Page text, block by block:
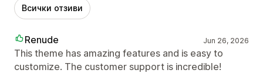
Всички отзиви
Renude Jun 26, 2026
This theme has amazing features and is easy to
customize. The customer support is incredible!